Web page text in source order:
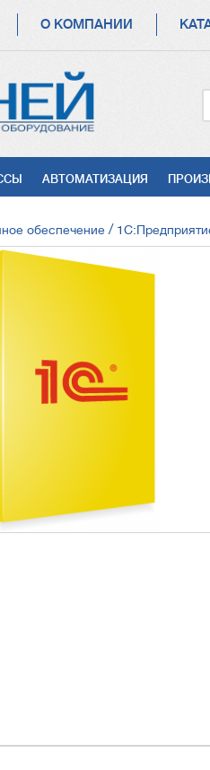
О КОМПАНИИ
АВТОМАТИЗАЦИЯ
обеспечение